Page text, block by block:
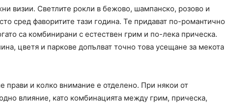
визии. Светлите рокли в бежово, шампанско, розово и
сред фаворитите тази година. Те придават по-романтично
са комбинирани с естествен грим и по-лека прическа.
цветя и паркове допълват точно това усещане за мекота
прави и колко внимание е отделено. При някои от
влияние, като комбинацията между грим, прическа,